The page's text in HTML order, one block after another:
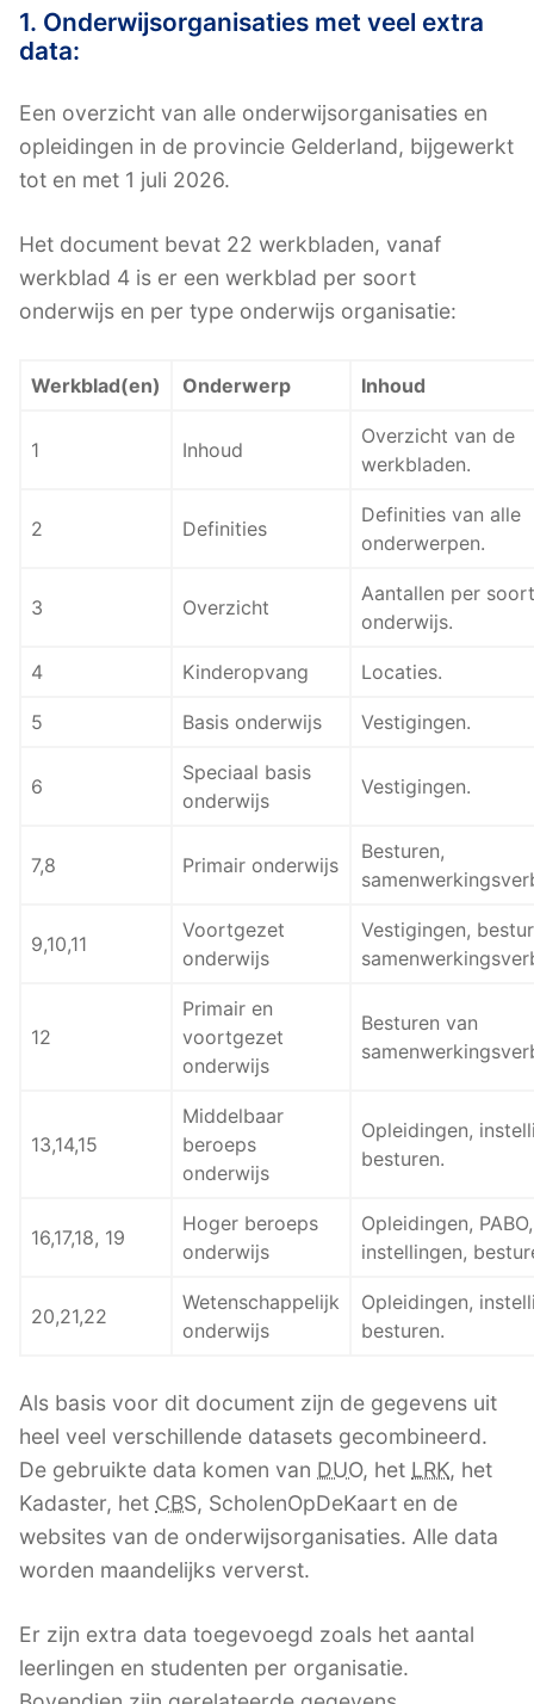
1. Onderwijsorganisaties met veel extra
data:
Een overzicht van alle onderwijsorganisaties en
opleidingen in de provincie Gelderland, bijgewerkt
tot en met 1 juli 2026.
Het document bevat 22 werkbladen, vanaf
werkblad 4 is er een werkblad per soort
onderwijs en per type onderwijs organisatie:
Werkblad(en) Onderwerp Inhoud
1 Inhoud
Overzicht van de
werkbladen.
2 Definities
Definities van alle
onderwerpen.
3 Overzicht
Aantallen per soort
onderwijs.
4 Kinderopvang Locaties.
5 Basis onderwijs Vestigingen.
6
Speciaal basis
onderwijs
Vestigingen.
7,8 Primair onderwijs
Besturen,
9,10,11
Voortgezet
onderwijs
Vestigingen,
12
Primair en
voortgezet
onderwijs
Besturen van
13,14,15
Middelbaar
beroeps
onderwijs
Opleidingen,
besturen.
16,17,18, 19
Hoger beroeps
onderwijs
Opleidingen, PABO,
instellingen,
20,21,22
Wetenschappelijk
onderwijs
Opleidingen,
besturen.
Als basis voor dit document zijn de gegevens uit
heel veel verschillende datasets gecombineerd.
De gebruikte data komen van DUO, het LRK, het
Kadaster, het CBS, ScholenOpDeKaart en de
websites van de onderwijsorganisaties. Alle data
worden maandelijks ververst.
Er zijn extra data toegevoegd zoals het aantal
leerlingen en studenten per organisatie.